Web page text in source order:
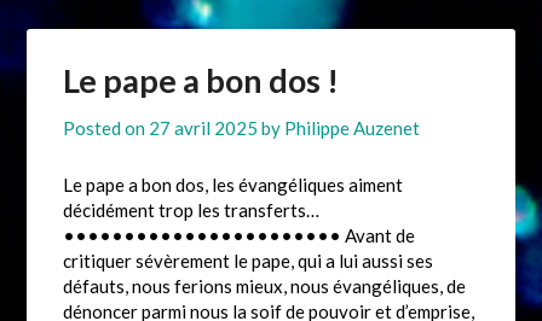
Le pape a bon dos !
Posted on 27 avril 2025 by Philippe Auzenet
Le pape a bon dos, les évangéliques aiment
décidément trop les transferts…
••••••••••••••••••••••• Avant de
critiquer sévèrement le pape, qui a lui aussi ses
défauts, nous ferions mieux, nous évangéliques, de
dénoncer parmi nous la soif de pouvoir et d’emprise,